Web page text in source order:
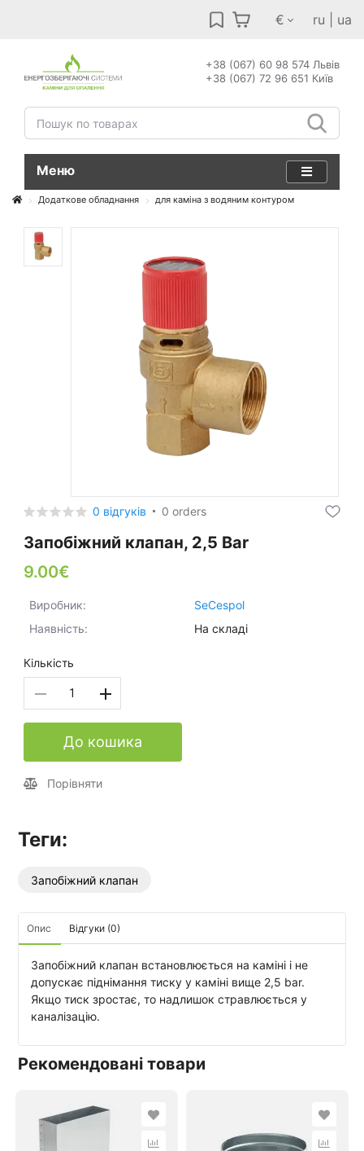
€ ru ua
+38 (067) 60 98 574 Львів
+38 (067) 72 96 651 Київ
Меню
Додаткове обладнання для каміна з водяним контуром
0 відгуків 0 orders
Запобіжний клапан, 2,5 Bar
9.00€
Виробник:
SeCespol
Наявність:
На складі
Кількість
До кошика
Порівняти
Теги:
Запобіжний клапан
Опис Відгуки (0)
Запобіжний клапан встановлюється на каміні і не
допускає піднімання тиску у каміні вище 2,5 bar.
Якщо тиск зростає, то надлишок стравлюється у
каналізацію.
Рекомендовані товари